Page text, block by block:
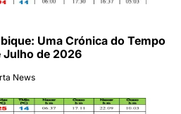
Uma Crónica do Tempo
Julho de 2026
News